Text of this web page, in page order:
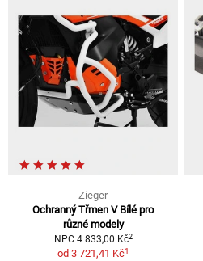
Zieger
Ochranný Třmen V Bílé pro
různé modely
NPC 4 833,00 Kč2
od 3 721,41 Kč1